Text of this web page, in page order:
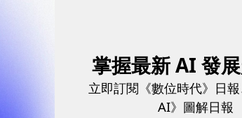
美國
掌握最新 AI 發
立即訂閱《數位時代》日
AI》圖解日報